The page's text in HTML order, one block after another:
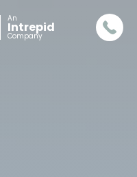
An
Intrepid
Company